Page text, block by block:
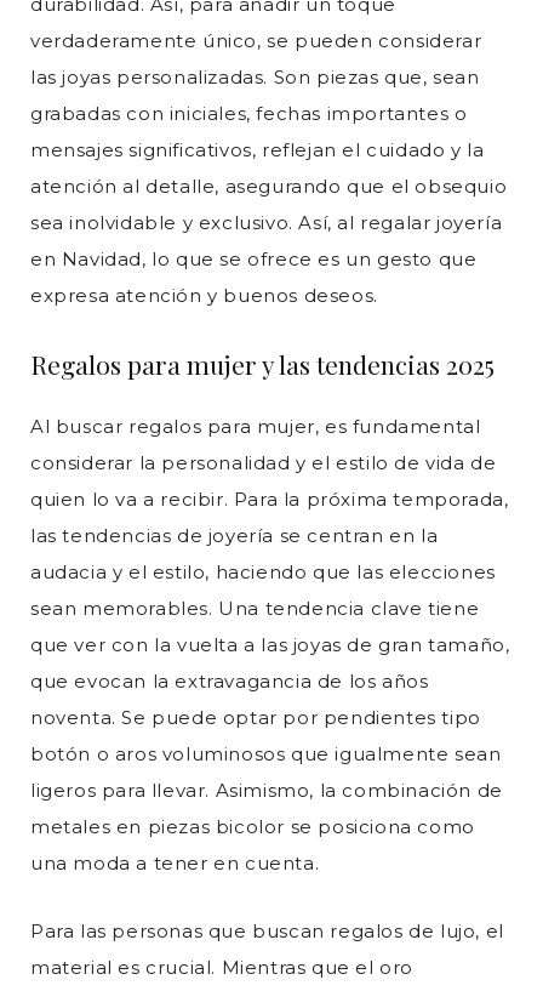
verdaderamente único, se pueden considerar
las joyas personalizadas. Son piezas que, sean
grabadas con iniciales, fechas importantes o
mensajes significativos, reflejan el cuidado y la
atención al detalle, asegurando que el obsequio
sea inolvidable y exclusivo. Así, al regalar joyería
en Navidad, lo que se ofrece es un gesto que
expresa atención y buenos deseos.
Regalos para mujer y las tendencias 2025
Al buscar regalos para mujer, es fundamental
considerar la personalidad y el estilo de vida de
quien lo va a recibir. Para la próxima temporada,
las tendencias de joyería se centran en la
audacia y el estilo, haciendo que las elecciones
sean memorables. Una tendencia clave tiene
que ver con la vuelta a las joyas de gran tamaño,
que evocan la extravagancia de los años
noventa. Se puede optar por pendientes tipo
botón o aros voluminosos que igualmente sean
ligeros para llevar. Asimismo, la combinación de
metales en piezas bicolor se posiciona como
una moda a tener en cuenta.
Para las personas que buscan regalos de lujo, el
material es crucial. Mientras que el oro